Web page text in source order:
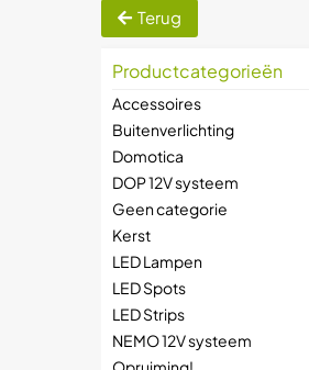
Terug
Productcategorieën
Accessoires
Buitenverlichting
Domotica
DOP 12V systeem
Geen categorie
Kerst
LED Lampen
LED Spots
LED Strips
NEMO 12V systeem